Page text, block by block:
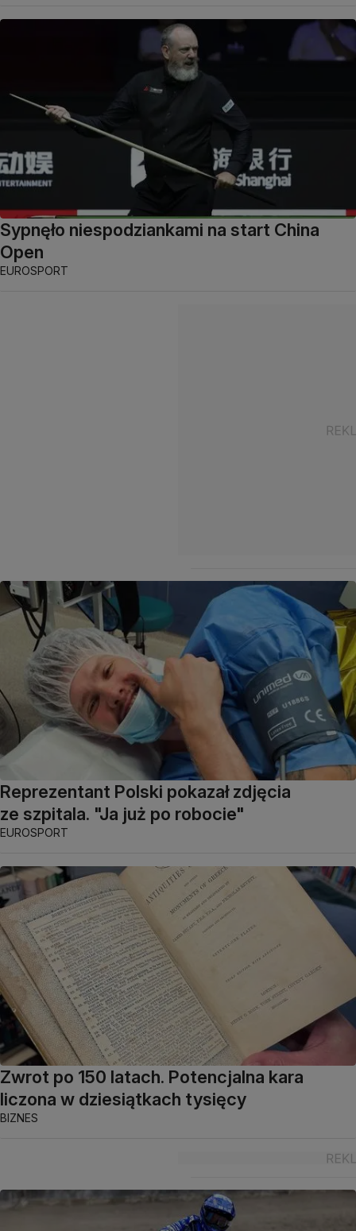
Sypnęło niespodziankami na start China
Open
EUROSPORT
Reprezentant Polski pokazał zdjęcia
ze szpitala. "Ja już po robocie"
EUROSPORT
Zwrot po 150 latach. Potencjalna kara
liczona w dziesiątkach tysięcy
BIZNES